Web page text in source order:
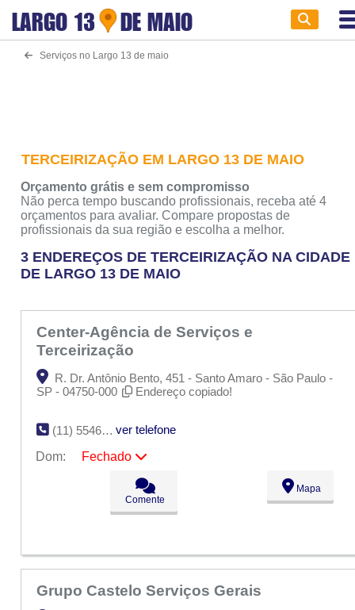
LARGO 13 DE MAIO
Serviços no Largo 13 de maio
TERCEIRIZAÇÃO EM LARGO 13 DE MAIO
Orçamento grátis e sem compromisso
Não perca tempo buscando profissionais, receba até 4
orçamentos para avaliar. Compare propostas de
profissionais da sua região e escolha a melhor.
3 ENDEREÇOS DE TERCEIRIZAÇÃO NA CIDADE
DE LARGO 13 DE MAIO
Center-Agência de Serviços e
Terceirização
R. Dr. Antônio Bento, 451 - Santo Amaro - São Paulo -
SP - 04750-000
Endereço copiado!
(11) 5546-0683
ver telefone
Dom:
Fechado
09:00 - 18:00
09:00 - 18:00
09:00 - 18:00
Comente
Mapa
Grupo Castelo Serviços Gerais